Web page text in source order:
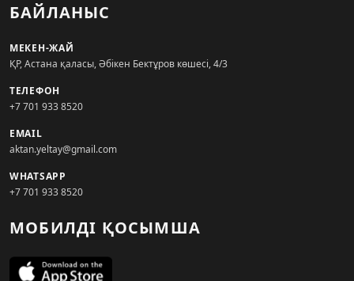
БАЙЛАНЫС
МЕКЕН-ЖАЙ
ҚР, Астана қаласы, Әбікен Бектұров көшесі, 4/3
ТЕЛЕФОН
+7 701 933 8520
EMAIL
aktan.yeltay@gmail.com
WHATSAPP
+7 701 933 8520
МОБИЛДІ ҚОСЫМША